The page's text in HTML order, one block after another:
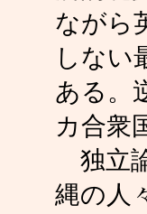
ながら
しない
ある。
カ合衆
独立
縄の人